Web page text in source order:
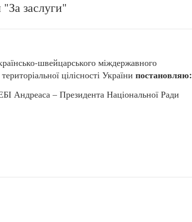
заслуги"
швейцарського міждержавного
цілісності України постановляю:
Андреаса – Президента Національної Ради